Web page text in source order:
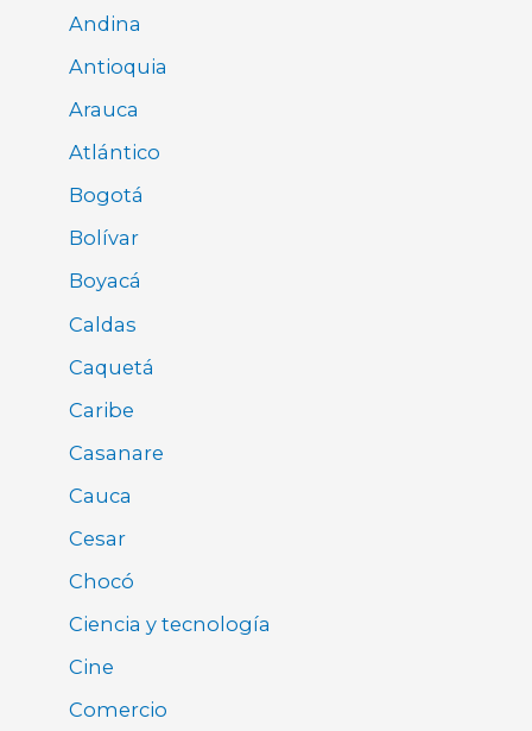
Andina
Antioquia
Arauca
Atlántico
Bogotá
Bolívar
Boyacá
Caldas
Caquetá
Caribe
Casanare
Cauca
Cesar
Chocó
Ciencia y tecnología
Cine
Comercio